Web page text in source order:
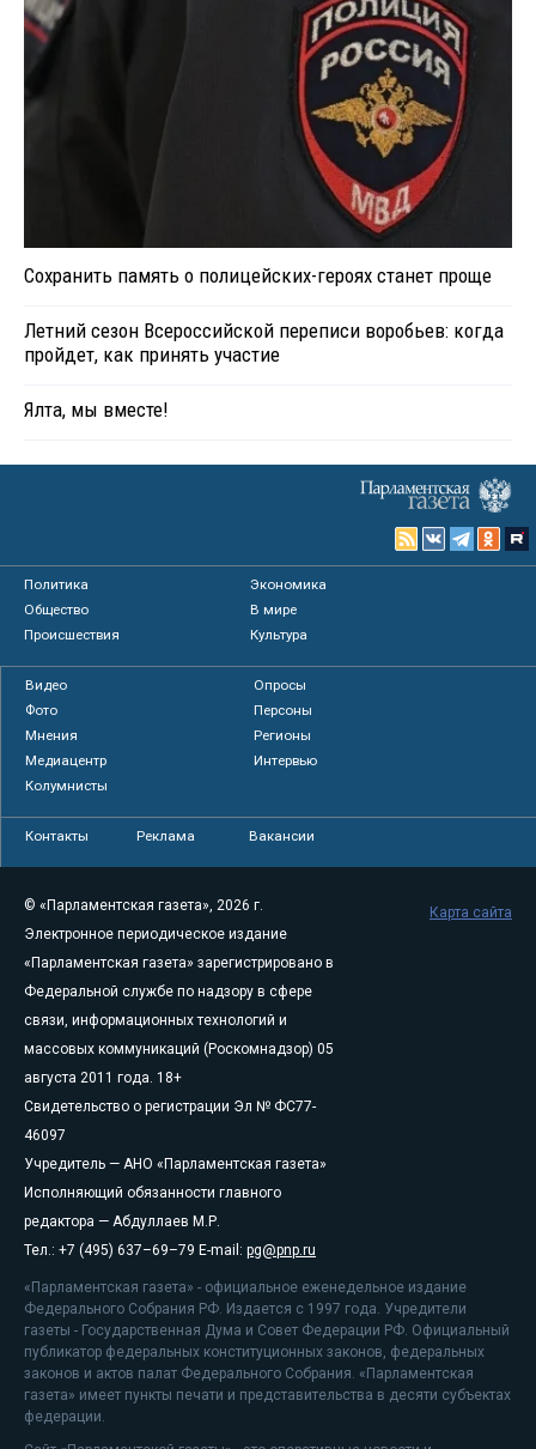
Сохранить память о полицейских-героях станет проще
Летний сезон Всероссийской переписи воробьев: когда
пройдет, как принять участие
Ялта, мы вместе!
Политика
Экономика
Общество
В мире
Происшествия
Культура
Видео
Опросы
Фото
Персоны
Мнения
Регионы
Медиацентр
Интервью
Колумнисты
Контакты Реклама Вакансии
© «Парламентская газета», 2026 г.
Электронное периодическое издание
«Парламентская газета» зарегистрировано в
Федеральной службе по надзору в сфере
связи, информационных технологий и
массовых коммуникаций (Роскомнадзор) 05
августа 2011 года. 18+
Свидетельство о регистрации Эл № ФС77-
46097
Учредитель — АНО «Парламентская газета»
Исполняющий обязанности главного
редактора — Абдуллаев М.Р.
Тел.: +7 (495) 637–69–79 E-mail: pg@pnp.ru
«Парламентская газета» - официальное еженедельное издание
Федерального Собрания РФ. Издается с 1997 года. Учредители
газеты - Государственная Дума и Совет Федерации РФ. Официальный
публикатор федеральных конституционных законов, федеральных
законов и актов палат Федерального Собрания. «Парламентская
газета» имеет пункты печати и представительства в десяти субъектах
федерации.
Карта сайта